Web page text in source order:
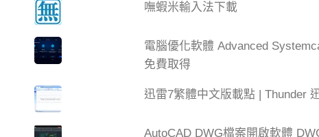
嘸蝦米輸入法下載
電腦優化軟體 Advanced
免費取得
迅雷7繁體中文版載點 | Thunder
AutoCAD DWG檔案開啟軟體